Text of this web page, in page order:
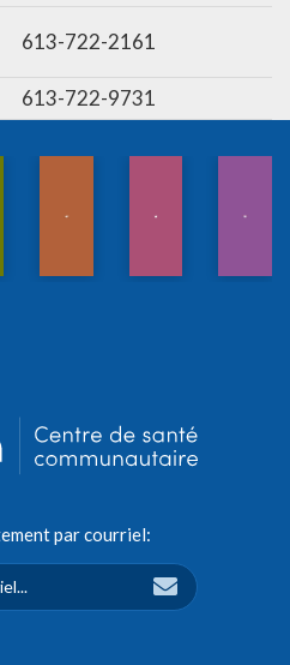
613-722-2161
613-722-9731
par courriel: